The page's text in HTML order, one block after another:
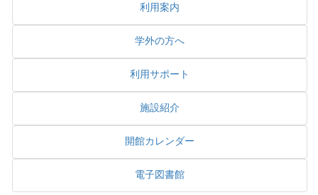
利用案内
学外の方へ
利用サポート
施設紹介
開館カレンダー
電子図書館